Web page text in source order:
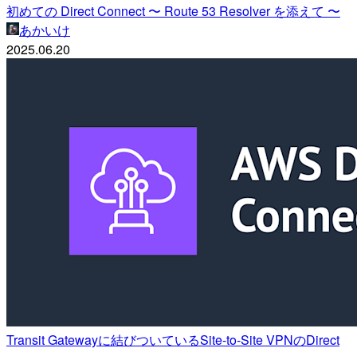
初めての Direct Connect 〜 Route 53 Resolver を添えて 〜
あかいけ
2025.06.20
Transit Gatewayに結びついているSite-to-Site VPNのDirect